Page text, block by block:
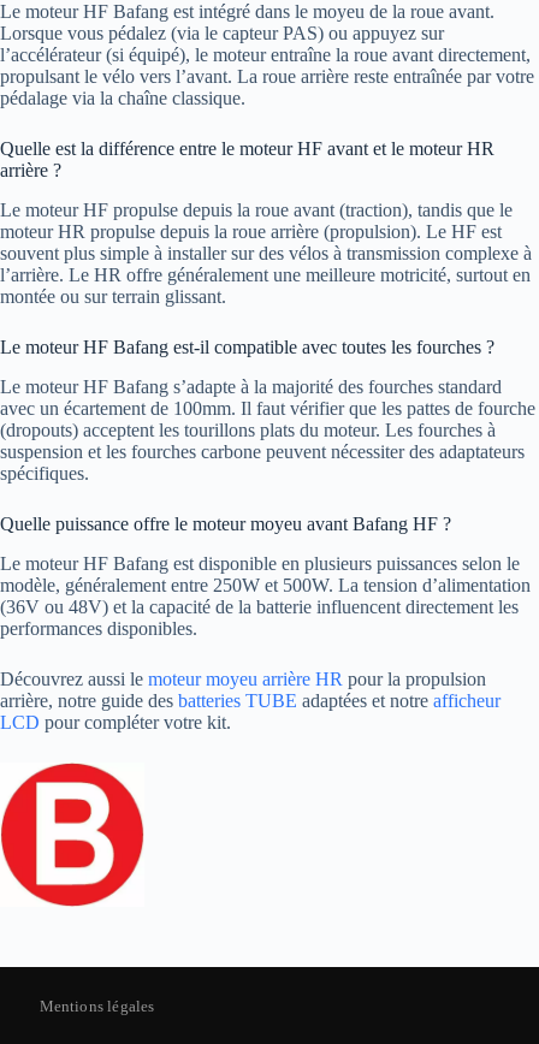
Le moteur HF Bafang est intégré dans le moyeu de la roue avant.
Lorsque vous pédalez (via le capteur PAS) ou appuyez sur
l’accélérateur (si équipé), le moteur entraîne la roue avant directement,
propulsant le vélo vers l’avant. La roue arrière reste entraînée par votre
pédalage via la chaîne classique.
Quelle est la différence entre le moteur HF avant et le moteur HR
arrière ?
Le moteur HF propulse depuis la roue avant (traction), tandis que le
moteur HR propulse depuis la roue arrière (propulsion). Le HF est
souvent plus simple à installer sur des vélos à transmission complexe à
l’arrière. Le HR offre généralement une meilleure motricité, surtout en
montée ou sur terrain glissant.
Le moteur HF Bafang est-il compatible avec toutes les fourches ?
Le moteur HF Bafang s’adapte à la majorité des fourches standard
avec un écartement de 100mm. Il faut vérifier que les pattes de fourche
(dropouts) acceptent les tourillons plats du moteur. Les fourches à
suspension et les fourches carbone peuvent nécessiter des adaptateurs
spécifiques.
Quelle puissance offre le moteur moyeu avant Bafang HF ?
Le moteur HF Bafang est disponible en plusieurs puissances selon le
modèle, généralement entre 250W et 500W. La tension d’alimentation
(36V ou 48V) et la capacité de la batterie influencent directement les
performances disponibles.
Découvrez aussi le moteur moyeu arrière HR pour la propulsion
arrière, notre guide des batteries TUBE adaptées et notre afficheur
LCD pour compléter votre kit.
Mentions légales